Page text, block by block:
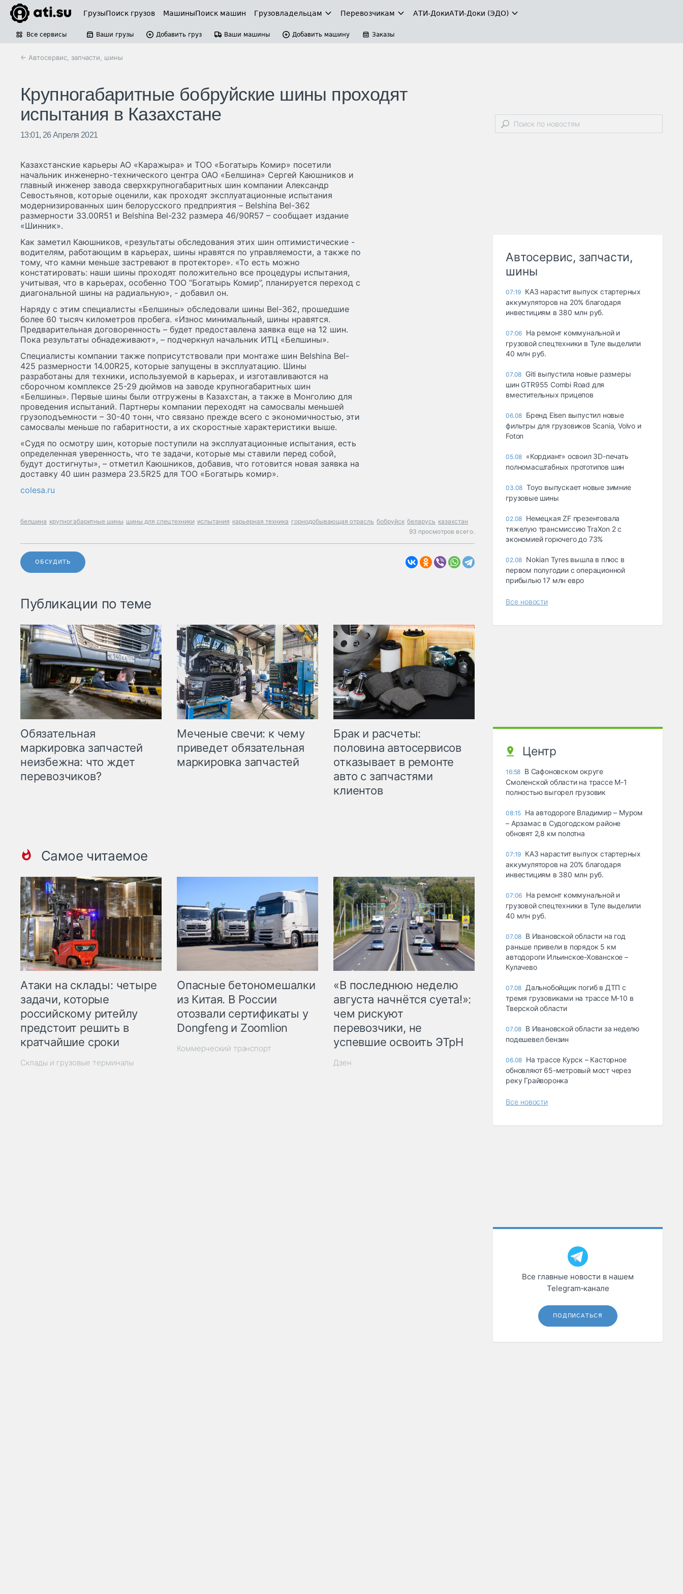
ГрузыПоиск грузов МашиныПоиск машин Грузовладельцам Перевозчикам АТИ-ДокиАТИ-Доки (ЭДО)
Все сервисы Ваши грузы Добавить груз Ваши машины Добавить машину Заказы
← Автосервис, запчасти, шины
Крупногабаритные бобруйские шины проходят
испытания в Казахстане
13:01, 26 Апреля 2021
Казахстанские карьеры АО «Каражыра» и ТОО «Богатырь Комир» посетили
начальник инженерно-технического центра ОАО «Белшина» Сергей Каюшников и
главный инженер завода сверхкрупногабаритных шин компании Александр
Севостьянов, которые оценили, как проходят эксплуатационные испытания
модернизированных шин белорусского предприятия – Belshina Bel-362
размерности 33.00R51 и Belshina Bel-232 размера 46/90R57 – сообщает издание
«Шинник».
Как заметил Каюшников, «результаты обследования этих шин оптимистические -
водителям, работающим в карьерах, шины нравятся по управляемости, а также по
тому, что камни меньше застревают в протекторе». «То есть можно
констатировать: наши шины проходят положительно все процедуры испытания,
учитывая, что в карьерах, особенно ТОО “Богатырь Комир”, планируется переход с
диагональной шины на радиальную», - добавил он.
Наряду с этим специалисты «Белшины» обследовали шины Bel-362, прошедшие
более 60 тысяч километров пробега. «Износ минимальный, шины нравятся.
Предварительная договоренность – будет предоставлена заявка еще на 12 шин.
Пока результаты обнадеживают», – подчеркнул начальник ИТЦ «Белшины».
Специалисты компании также поприсутствовали при монтаже шин Belshina Bel-
425 размерности 14.00R25, которые запущены в эксплуатацию. Шины
разработаны для техники, используемой в карьерах, и изготавливаются на
сборочном комплексе 25-29 дюймов на заводе крупногабаритных шин
«Белшины». Первые шины были отгружены в Казахстан, а также в Монголию для
проведения испытаний. Партнеры компании переходят на самосвалы меньшей
грузоподъемности – 30-40 тонн, что связано прежде всего с экономичностью, эти
самосвалы меньше по габаритности, а их скоростные характеристики выше.
«Судя по осмотру шин, которые поступили на эксплуатационные испытания, есть
определенная уверенность, что те задачи, которые мы ставили перед собой,
будут достигнуты», – отметил Каюшников, добавив, что готовится новая заявка на
доставку 40 шин размера 23.5R25 для ТОО «Богатырь комир».
colesa.ru
белшина крупногабаритные шины шины для спецтехники испытания карьерная техника горнодобывающая отрасль бобруйск беларусь казахстан
93 просмотров всего.
ОБСУДИТЬ
Публикации по теме
Обязательная
маркировка запчастей
неизбежна: что ждет
перевозчиков?
Меченые свечи: к чему
приведет обязательная
маркировка запчастей
Брак и расчеты:
половина автосервисов
отказывает в ремонте
авто с запчастями
клиентов
Самое читаемое
Атаки на склады: четыре
задачи, которые
российскому ритейлу
предстоит решить в
кратчайшие сроки
Склады и грузовые терминалы
Опасные бетономешалки
из Китая. В России
отозвали сертификаты у
Dongfeng и Zoomlion
Коммерческий транспорт
«В последнюю неделю
августа начнётся суета!»:
чем рискуют
перевозчики, не
успевшие освоить ЭТрН
Дзен
Автосервис, запчасти,
шины
07:19 КАЗ нарастит выпуск стартерных
аккумуляторов на 20% благодаря
инвестициям в 380 млн руб.
07:06 На ремонт коммунальной и
грузовой спецтехники в Туле выделили
40 млн руб.
07.08 Giti выпустила новые размеры
шин GTR955 Combi Road для
вместительных прицепов
06.08 Бренд Eisen выпустил новые
фильтры для грузовиков Scania, Volvo и
Foton
05.08 «Кордиант» освоил 3D-печать
полномасштабных прототипов шин
03.08 Toyo выпускает новые зимние
грузовые шины
02.08 Немецкая ZF презентовала
тяжелую трансмиссию TraXon 2 с
экономией горючего до 73%
02.08 Nokian Tyres вышла в плюс в
первом полугодии с операционной
прибылью 17 млн евро
Все новости
Центр
16:58 В Сафоновском округе
Смоленской области на трассе М-1
полностью выгорел грузовик
08:15 На автодороге Владимир – Муром
– Арзамас в Судогодском районе
обновят 2,8 км полотна
07:19 КАЗ нарастит выпуск стартерных
аккумуляторов на 20% благодаря
инвестициям в 380 млн руб.
07:06 На ремонт коммунальной и
грузовой спецтехники в Туле выделили
40 млн руб.
07.08 В Ивановской области на год
раньше привели в порядок 5 км
автодороги Ильинское-Хованское –
Кулачево
07.08 Дальнобойщик погиб в ДТП с
тремя грузовиками на трассе М-10 в
Тверской области
07.08 В Ивановской области за неделю
подешевел бензин
06.08 На трассе Курск – Касторное
обновляют 65-метровый мост через
реку Грайворонка
Все новости
Все главные новости в нашем
Telegram‑канале
ПОДПИСАТЬСЯ